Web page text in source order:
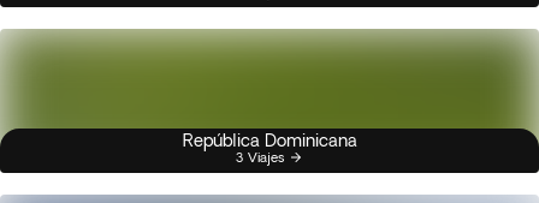
República Dominicana
3 Viajes